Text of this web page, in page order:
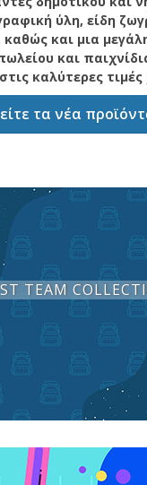
ύλη, είδη
καθώς και μια
και
καλύτερες
τα νέα
TEAM